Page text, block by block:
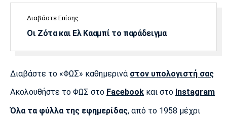
Διαβάστε Επίσης
Οι Ζότα και Ελ Κααμπί το παράδειγμα
Διαβάστε το «ΦΩΣ» καθημερινά στον υπολογιστή σας
Ακολουθήστε το ΦΩΣ στο Facebook και στο Instagram
Όλα τα φύλλα της εφημερίδας, από το 1958 μέχρι